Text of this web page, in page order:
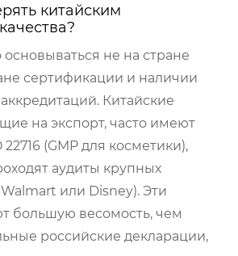
китайским
не на стране
сертификации и наличии
Китайские
на экспорт, часто имеют
(GMP для косметики),
аудиты крупных
или Disney). Эти
большую весомость, чем
российские декларации,